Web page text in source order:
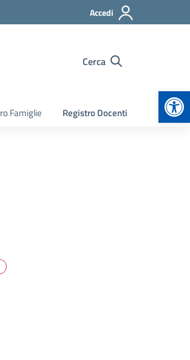
Accedi
Cerca
Famiglie Registro Docenti